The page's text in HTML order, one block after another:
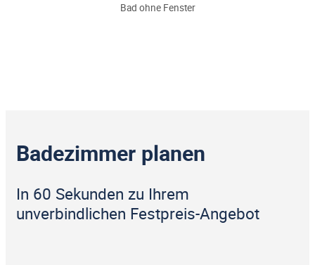
Bad ohne Fenster
Badezimmer planen
In 60 Sekunden zu Ihrem
unverbindlichen Festpreis-Angebot